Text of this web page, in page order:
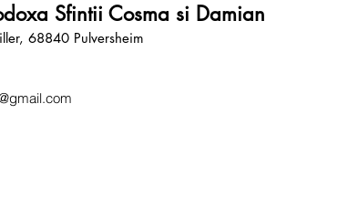
Sfintii Cosma si Damian
68840 Pulversheim